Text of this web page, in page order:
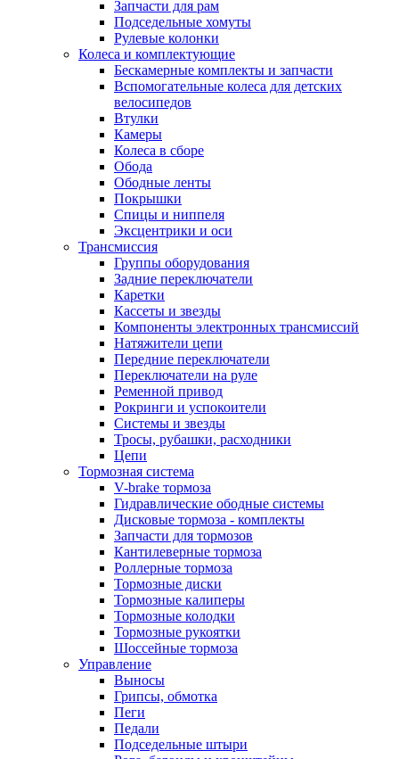
Запчасти для рам
Подседельные хомуты
Рулевые колонки
Колеса и комплектующие
Бескамерные комплекты и запчасти
Вспомогательные колеса для детских
велосипедов
Втулки
Камеры
Колеса в сборе
Обода
Ободные ленты
Покрышки
Спицы и ниппеля
Эксцентрики и оси
Трансмиссия
Группы оборудования
Задние переключатели
Каретки
Кассеты и звезды
Компоненты электронных трансмиссий
Натяжители цепи
Передние переключатели
Переключатели на руле
Ременной привод
Рокринги и успокоители
Системы и звезды
Тросы, рубашки, расходники
Цепи
Тормозная система
V-brake тормоза
Гидравлические ободные системы
Дисковые тормоза - комплекты
Запчасти для тормозов
Кантилеверные тормоза
Роллерные тормоза
Тормозные диски
Тормозные калиперы
Тормозные колодки
Тормозные рукоятки
Шоссейные тормоза
Управление
Выносы
Грипсы, обмотка
Пеги
Педали
Подседельные штыри